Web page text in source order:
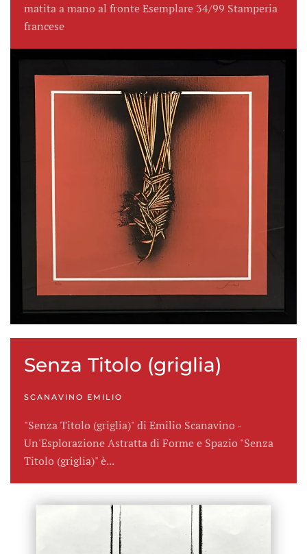
matita a mano al fronte Esemplare 34/99 Stamperia
francese
Senza Titolo (griglia)
SCANAVINO EMILIO
"Senza Titolo (griglia)" di Emilio Scanavino -
Un'Esplorazione Astratta di Forme e Spazio "Senza
Titolo (griglia)" è...